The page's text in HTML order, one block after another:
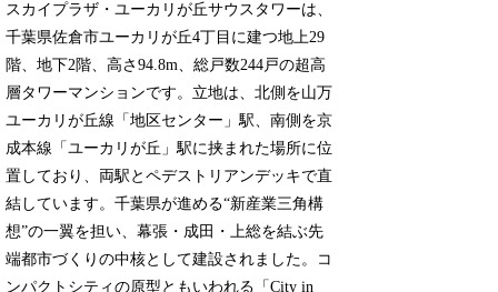
スカイプラザ・ユーカリが丘サウスタワーは、
千葉県佐倉市ユーカリが丘4丁目に建つ地上29
階、地下2階、高さ94.8m、総戸数244戸の超高
層タワーマンションです。立地は、北側を山万
ユーカリが丘線「地区センター」駅、南側を京
成本線「ユーカリが丘」駅に挟まれた場所に位
置しており、両駅とペデストリアンデッキで直
結しています。千葉県が進める“新産業三角構
想”の一翼を担い、幕張・成田・上総を結ぶ先
端都市づくりの中核として建設されました。コ
ンパクトシティの原型ともいわれる「City in